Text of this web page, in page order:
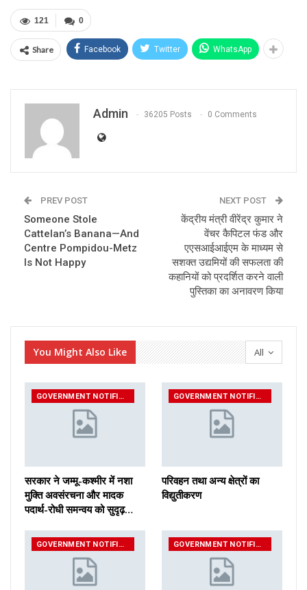
0
121
Share Facebook Twitter WhatsApp
Admin 36205 Posts 0 Comments
PREV POST
Someone Stole
Cattelan’s Banana—And
Centre Pompidou-Metz
Is Not Happy
NEXT POST
केंद्रीय मंत्री वीरेंद्र कुमार ने
वेंचर कैपिटल फंड और
एएसआईआईएम के माध्यम से
सशक्त उद्यमियों की सफलता की
कहानियों को प्रदर्शित करने वाली
पुस्तिका का अनावरण किया
All
You Might Also Like
GOVERNMENT NOTIFICATIONS
सरकार ने जम्मू-कश्मीर में नशा
मुक्ति अवसंरचना और मादक
पदार्थ-रोधी समन्वय को सुदृढ़…
GOVERNMENT NOTIFICATIONS
परिवहन तथा अन्य क्षेत्रों का
विद्युतीकरण
GOVERNMENT NOTIFICATIONS GOVERNMENT NOTIFICATIONS